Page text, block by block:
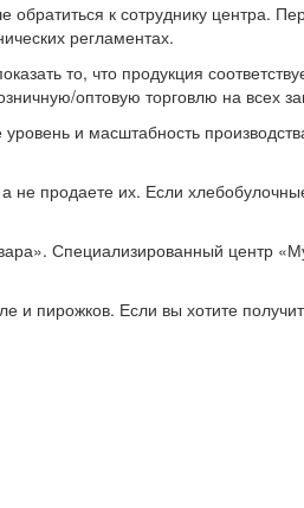
к сотруднику центра.
регламентах.
то, что продукция
оптовую торговлю на всех
и масштабность
продаете их. Если
Специализированный центр
пирожков. Если вы хотите